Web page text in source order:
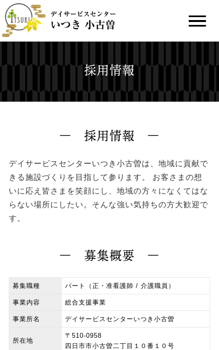
採用情報
採用情報
デイサービスセンターいつき小古曽は、地域に貢献で
きる施設づくりを目指して参ります。
お客さまの想
いに応え皆さまを笑顔にし、地域の方々になくてはな
らない場所にしたい。そんな強い気持ちの方大歓迎で
す。
募集概要
募集職種 パート（正・准看護師 / 介護職員）
事業内容 総合支援事業
事業所名 デイサービスセンターいつき小古曽
所在地
〒510-0958
四日市市小古曽二丁目１０番１０号